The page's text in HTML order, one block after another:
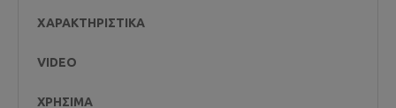
ΧΑΡΑΚΤΗΡΙΣΤΙΚΆ
VIDEO
ΧΡΉΣΙΜΑ